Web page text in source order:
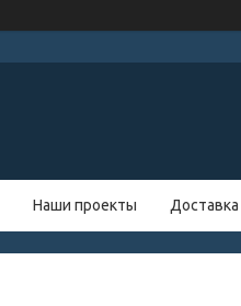
Наши проекты